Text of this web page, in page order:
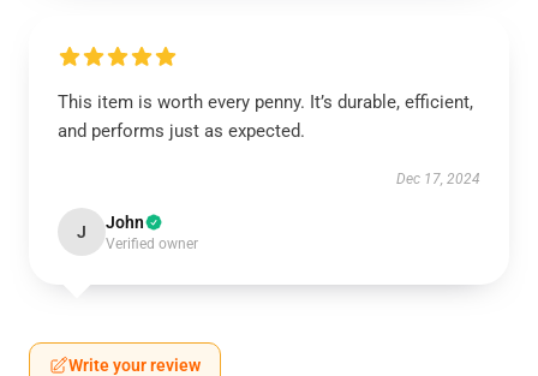
This item is worth every penny. It’s durable, efficient,
and performs just as expected.
Dec 17, 2024
J John
Verified owner
Write your review